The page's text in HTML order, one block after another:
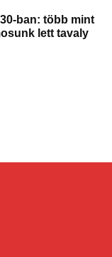
ban: több mint
lett tavaly